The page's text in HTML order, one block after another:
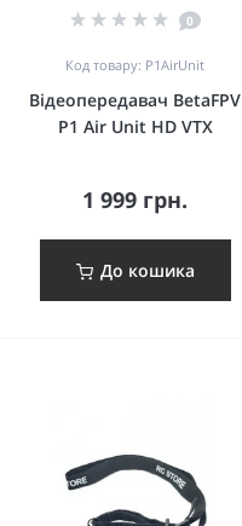
0
Код товару: P1AirUnit
Відеопередавач BetaFPV
P1 Air Unit HD VTX
1 999 грн.
До кошика